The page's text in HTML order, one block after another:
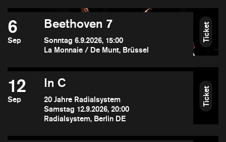
6
Sep
Beethoven 7
Sonntag 6.9.2026, 15:00
La Monnaie / De Munt, Brüssel
Ticket
12
Sep
In C
20 Jahre Radialsystem
Samstag 12.9.2026, 20:00
Radialsystem, Berlin DE
Ticket